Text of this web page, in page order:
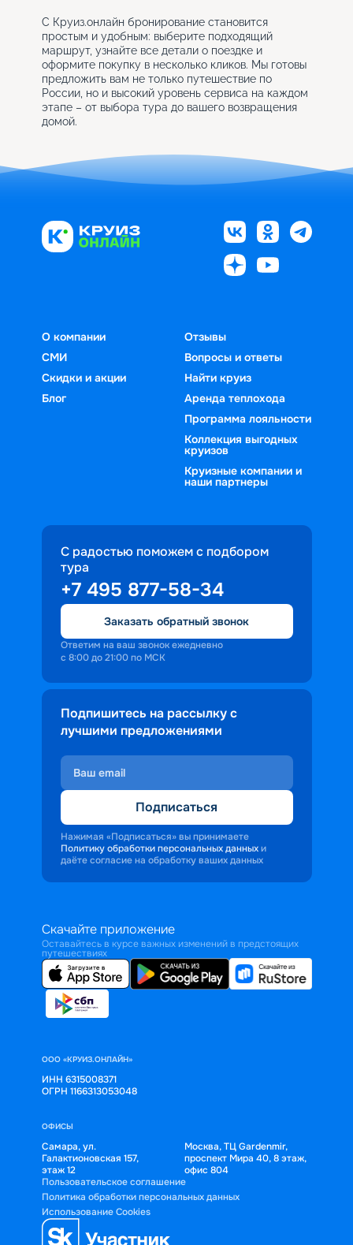
С Круиз.онлайн бронирование становится
простым и удобным: выберите подходящий
маршрут, узнайте все детали о поездке и
оформите покупку в несколько кликов. Мы готовы
предложить вам не только путешествие по
России, но и высокий уровень сервиса на каждом
этапе – от выбора тура до вашего возвращения
домой.
О компании
СМИ
Скидки и акции
Блог
Отзывы
Вопросы и ответы
Найти круиз
Аренда теплохода
Программа лояльности
Коллекция выгодных
круизов
Круизные компании и
наши партнеры
С радостью поможем с подбором
тура
+7 495 877-58-34
Заказать обратный звонок
Ответим на ваш звонок ежедневно
с 8:00 до 21:00 по МСК
Подпишитесь на рассылку с
лучшими предложениями
Подписаться
Нажимая «Подписаться» вы принимаете
Политику обработки персональных данных и
даёте согласие на обработку ваших данных
Скачайте приложение
Оставайтесь в курсе важных изменений в предстоящих
путешествиях
ООО «КРУИЗ.ОНЛАЙН»
ИНН 6315008371
ОГРН 1166313053048
ОФИСЫ
Самара, ул.
Галактионовская 157,
этаж 12
Москва, ТЦ Gardenmir,
проспект Мира 40, 8 этаж,
офис 804
Пользовательское соглашение
Политика обработки персональных данных
Использование Cookies